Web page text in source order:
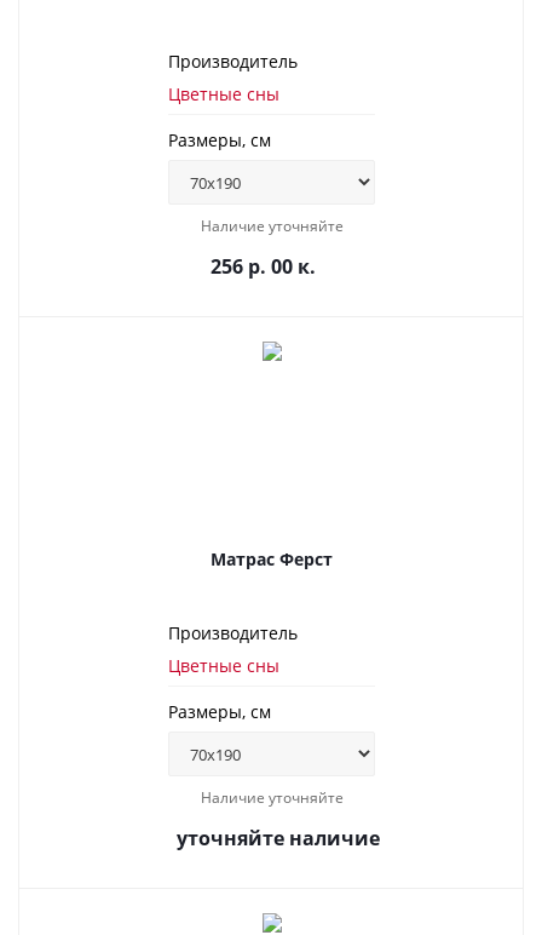
Производитель
Цветные сны
Размеры, см
Наличие уточняйте
256 р. 00 к.
Матрас Ферст
Производитель
Цветные сны
Размеры, см
Наличие уточняйте
уточняйте наличие